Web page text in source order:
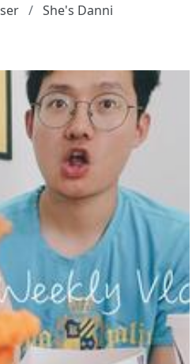
She's Danni